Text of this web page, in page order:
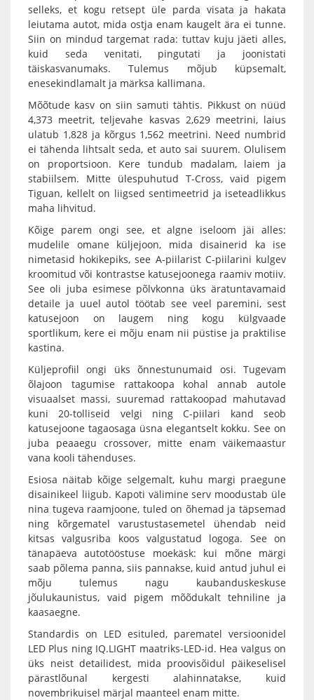
selleks, et kogu retsept üle parda visata ja hakata
leiutama autot, mida ostja enam kaugelt ära ei tunne.
Siin on mindud targemat rada: tuttav kuju jäeti alles,
kuid seda venitati, pingutati ja joonistati
täiskasvanumaks. Tulemus mõjub küpsemalt,
enesekindlamalt ja märksa kallimana.
Mõõtude kasv on siin samuti tähtis. Pikkust on nüüd
4,373 meetrit, teljevahe kasvas 2,629 meetrini, laius
ulatub 1,828 ja kõrgus 1,562 meetrini. Need numbrid
ei tähenda lihtsalt seda, et auto sai suurem. Olulisem
on proportsioon. Kere tundub madalam, laiem ja
stabiilsem. Mitte ülespuhutud T-Cross, vaid pigem
Tiguan, kellelt on liigsed sentimeetrid ja iseteadlikkus
maha lihvitud.
Kõige parem ongi see, et algne iseloom jäi alles:
mudelile omane küljejoon, mida disainerid ka ise
nimetasid hokikepiks, see A-piilarist C-piilarini kulgev
kroomitud või kontrastse katusejoonega raamiv motiiv.
See oli juba esimese põlvkonna üks äratuntavamaid
detaile ja uuel autol töötab see veel paremini, sest
katusejoon on laugem ning kogu külgvaade
sportlikum, kere ei mõju enam nii püstise ja praktilise
kastina.
Küljeprofiil ongi üks õnnestunumaid osi. Tugevam
õlajoon tagumise rattakoopa kohal annab autole
visuaalset massi, suuremad rattakoopad mahutavad
kuni 20-tolliseid velgi ning C-piilari kand seob
katusejoone tagaosaga üsna elegantselt kokku. See on
juba peaaegu crossover, mitte enam väikemaastur
vana kooli tähenduses.
Esiosa näitab kõige selgemalt, kuhu margi praegune
disainikeel liigub. Kapoti välimine serv moodustab üle
nina tugeva raamjoone, tuled on õhemad ja täpsemad
ning kõrgematel varustustasemetel ühendab neid
kitsas valgusriba koos valgustatud logoga. See on
tänapäeva autotööstuse moekäsk: kui mõne märgi
saab põlema panna, siis pannakse, kuid antud juhul ei
mõju tulemus nagu kaubanduskeskuse
jõulukaunistus, vaid pigem mõõdukalt tehniline ja
kaasaegne.
Standardis on LED esituled, parematel versioonidel
LED Plus ning IQ.LIGHT maatriks-LED-id. Hea valgus on
üks neist detailidest, mida proovisõidul päikeselisel
pärastlõunal kergesti alahinnatakse, kuid
novembrikuisel märjal maanteel enam mitte.